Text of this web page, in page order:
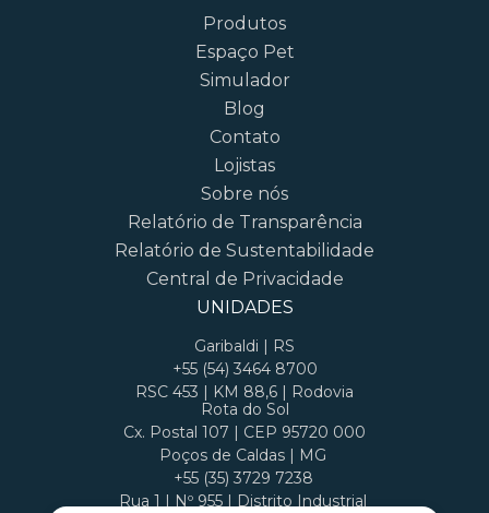
Produtos
Espaço Pet
Simulador
Blog
Contato
Lojistas
Sobre nós
Relatório de Transparência
Relatório de Sustentabilidade
Central de Privacidade
UNIDADES
Garibaldi | RS
+55 (54) 3464 8700
RSC 453 | KM 88,6 | Rodovia
Rota do Sol
Cx. Postal 107 | CEP 95720 000
Poços de Caldas | MG
+55 (35) 3729 7238
Rua 1 | Nº 955 | Distrito Industrial